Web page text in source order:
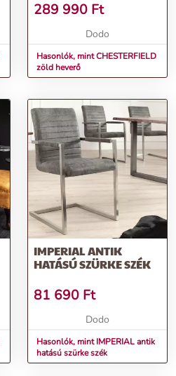
289 990 Ft
Dodo
Hasonlók, mint CHESTERFIELD
zöld heverő
IMPERIAL ANTIK
HATÁSÚ SZÜRKE SZÉK
81 690 Ft
Dodo
Hasonlók, mint IMPERIAL antik
hatású szürke szék